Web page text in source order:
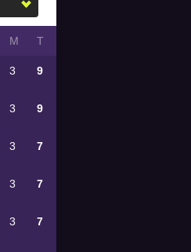
М Т
3 9
3 9
3 7
3 7
3 7